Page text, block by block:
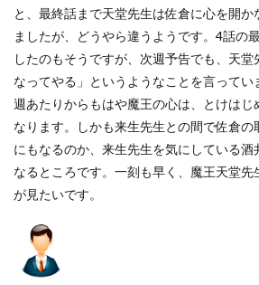
と、最終話まで天堂先生は佐倉に心を開
ましたが、どうやら違うようです。4話の
したのもそうですが、次週予告でも、天堂
なってやる」というようなことを言って
週あたりからもはや魔王の心は、とけはじ
なります。しかも来生先生との間で佐倉の
にもなるのか、来生先生を気にしている酒
なるところです。一刻も早く、魔王天堂
が見たいです。